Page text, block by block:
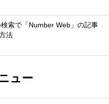
検索で「Number Web」の記事
法
ュー